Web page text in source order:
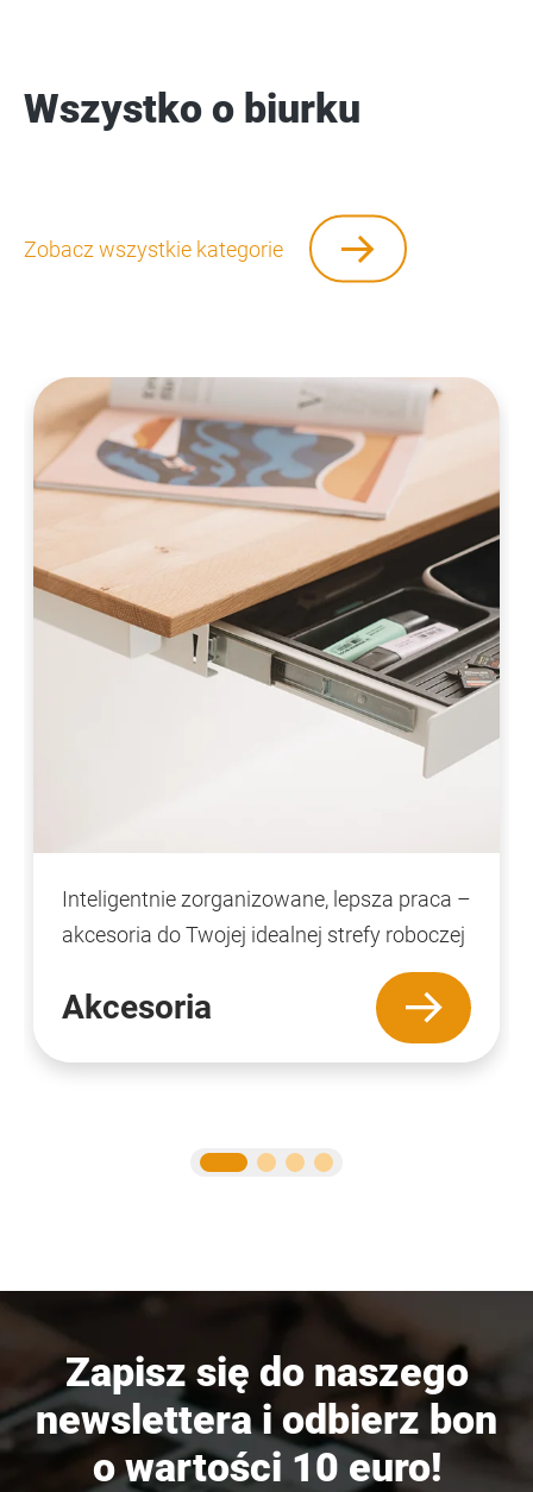
Wszystko o biurku
Zobacz wszystkie kategorie
Inteligentnie zorganizowane, lepsza praca –
akcesoria do Twojej idealnej strefy roboczej
Akcesoria
Zapisz się do naszego
newslettera i odbierz bon
o wartości 10 euro!